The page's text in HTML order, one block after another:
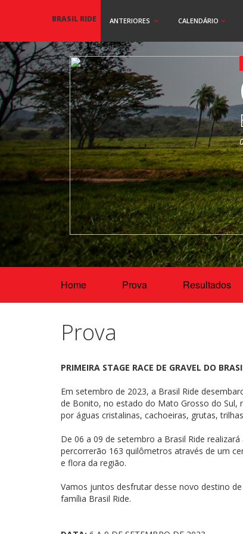
BRASIL RIDE ANTERIORES CALENDÁRIO
Home Prova Resultados
Prova
PRIMEIRA STAGE RACE DE GRAVEL DO
Em setembro de 2023, a Brasil Ride
de Bonito, no estado do Mato Grosso do Sul,
por águas cristalinas, cachoeiras, grutas,
De 06 a 09 de setembro a Brasil Ride
percorrerão 163 quilômetros através de um
e flora da região.
Vamos juntos desfrutar desse novo destino
família Brasil Ride.